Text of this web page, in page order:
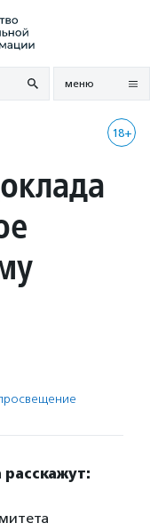
меню
18+